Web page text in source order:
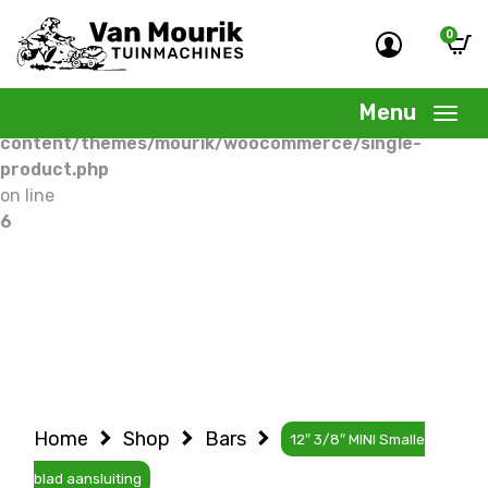
Warning
: Undefined variable $woocommercepage in
/home/allermedia/domains/vanmourik-
content/themes/mourik/woocommerce/single-
product.php
on line
6
0
Menu
Home Shop Bars 12″ 3/8″ MINI Smalle
blad aansluiting